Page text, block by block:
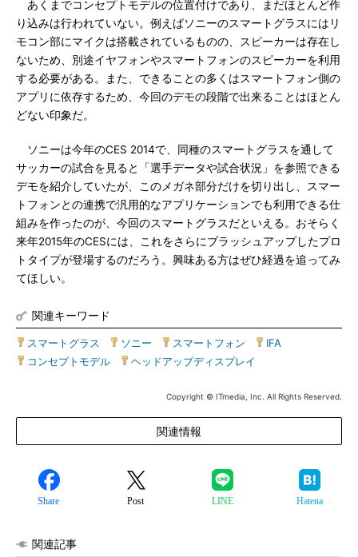
あくまでコンセプトモデルの位置付けであり、まだほとんど作
り込みは行われていない。例えばソニーのスマートグラスにはリ
モコン部にマイクは搭載されているものの、スピーカーは存在し
ないため、別途イヤフォンやスマートフォンのスピーカーを利用
する必要がある。また、できることの多くはスマートフォン側の
アプリに依存するため、今回のデモの段階で出来ることはほとん
どない印象だ。
ソニーは今年のCES 2014で、同種のスマートグラスを通して
サッカーの試合を見ると「選手データや試合状況」を参照できる
デモを紹介していたが、このメガネ部分だけを切り出し、スマー
トフォンとの連携で汎用的なアプリケーションでも利用できる仕
組みを作ったのが、今回のスマートグラスだといえる。おそらく
来年2015年のCESには、これをさらにブラッシュアップしたプロ
トタイプが登場するのだろう。興味ある方はぜひ経過を追ってみ
てほしい。
関連キーワード
スマートグラス ソニー スマートフォン IFA
コンセプトモデル
ヘッドアップディスプレイ
Copyright © ITmedia, Inc. All Rights Reserved.
関連情報
Share Post LINE Hatena
関連記事